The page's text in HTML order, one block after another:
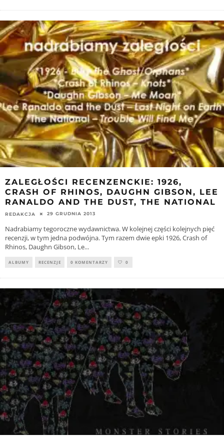
ZALEGŁOŚCI RECENZENCKIE: 1926,
CRASH OF RHINOS, DAUGHN GIBSON, LEE
RANALDO AND THE DUST, THE NATIONAL
REDAKCJA 29 GRUDNIA 2013
Nadrabiamy tegoroczne wydawnictwa. W kolejnej części kolejnych pięć
recenzji, w tym jedna podwójna. Tym razem dwie epki 1926, Crash of
Rhinos, Daughn Gibson, Le...
ALBUMY RECENZJE 0 KOMENTARZY 0